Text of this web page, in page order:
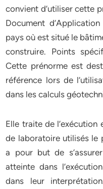
convient d’utiliser cette
Document
pays où est situé le
construire. Points
Cette prénorme est
référence lors de
dans les calculs
Elle traite de l’exécution
de laboratoire utilisés le
a pour but de
atteinte dans
dans leur